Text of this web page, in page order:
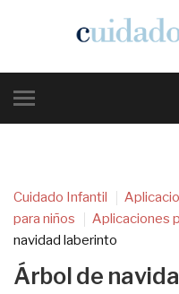
Cuidado Infantil
para niños
Aplicaciones
navidad laberinto
Árbol de